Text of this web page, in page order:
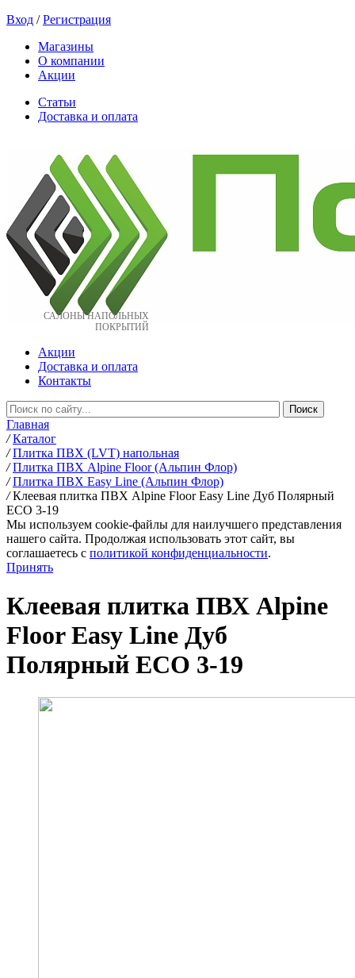
Вход /Регистрация
Магазины
О компании
Акции
Статьи
Доставка и оплата
САЛОНЫ НАПОЛЬНЫХ
ПОКРЫТИЙ
Акции
Доставка и оплата
Контакты
Главная
/ Каталог
/ Плитка ПВХ (LVT) напольная
/ Плитка ПВХ Alpine Floor (Альпин Флор)
/ Плитка ПВХ Easy Line (Альпин Флор)
/ Клеевая плитка ПВХ Alpine Floor Easy Line Дуб Полярный
ЕСО 3-19
Мы используем cookie-файлы для наилучшего представления
нашего сайта. Продолжая использовать этот сайт, вы
соглашаетесь c политикой конфиденциальности.
Принять
Клеевая плитка ПВХ Alpine
Floor Easy Line Дуб
Полярный ЕСО 3-19